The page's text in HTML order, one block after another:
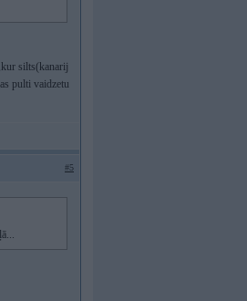
silts(kanarij
pulti vaidzetu
#5